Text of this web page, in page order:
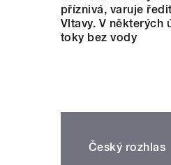
příznivá, varuje
Vltavy. V některých
toky bez vody
Český rozhlas